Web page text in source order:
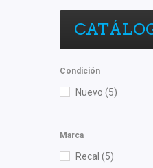
Condición
Nuevo (5)
Marca
Recal (5)